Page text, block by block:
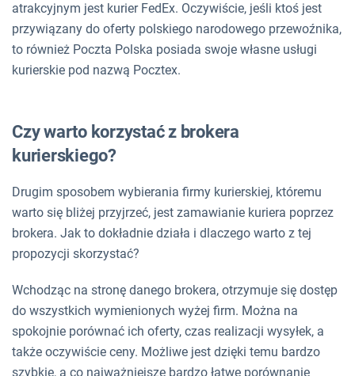
atrakcyjnym jest kurier FedEx. Oczywiście, jeśli ktoś jest
przywiązany do oferty polskiego narodowego przewoźnika,
to również Poczta Polska posiada swoje własne usługi
kurierskie pod nazwą Pocztex.
Czy warto korzystać z brokera
kurierskiego?
Drugim sposobem wybierania firmy kurierskiej, któremu
warto się bliżej przyjrzeć, jest zamawianie kuriera poprzez
brokera. Jak to dokładnie działa i dlaczego warto z tej
propozycji skorzystać?
Wchodząc na stronę danego brokera, otrzymuje się dostęp
do wszystkich wymienionych wyżej firm. Można na
spokojnie porównać ich oferty, czas realizacji wysyłek, a
także oczywiście ceny. Możliwe jest dzięki temu bardzo
szybkie, a co najważniejsze bardzo łatwe porównanie